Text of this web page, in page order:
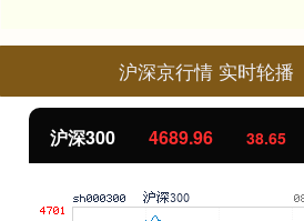
沪深京行情 实时轮播
北证50 1129.72 6.84